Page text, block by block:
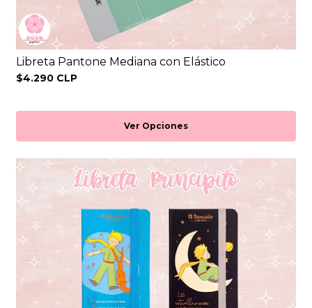
Libreta Pantone Mediana con Elástico
$4.290 CLP
Ver Opciones